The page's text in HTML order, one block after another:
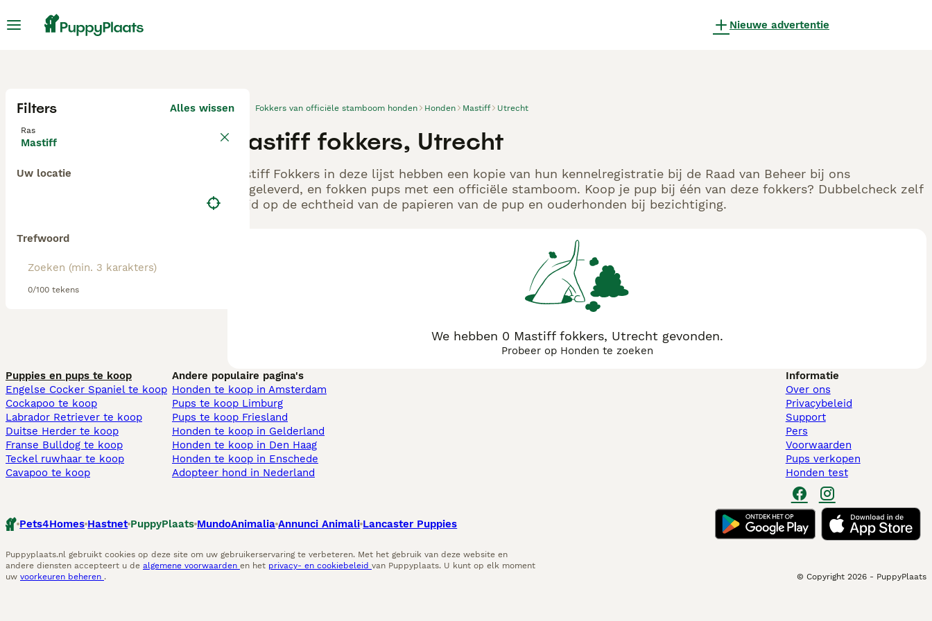
Nieuwe advertentie
Filters Alles wissen
Ras
Mastiff
Uw locatie
Trefwoord
0/100 tekens
Fokkers van officiële stamboom honden Honden Mastiff Utrecht
Mastiff fokkers, Utrecht
Mastiff Fokkers in deze lijst hebben een kopie van hun kennelregistratie bij de Raad van Beheer bij ons
aangeleverd, en fokken pups met een officiële stamboom. Koop je pup bij één van deze fokkers? Dubbelcheck zelf
altijd op de echtheid van de papieren van de pup en ouderhonden bij bezichtiging.
We hebben 0 Mastiff fokkers, Utrecht gevonden.
Probeer op Honden te zoeken
Puppies en pups te koop
Engelse Cocker Spaniel te koop
Cockapoo te koop
Labrador Retriever te koop
Duitse Herder te koop
Franse Bulldog te koop
Teckel ruwhaar te koop
Cavapoo te koop
Andere populaire pagina's
Honden te koop in Amsterdam
Pups te koop Limburg​
Pups te koop Friesland​
Honden te koop in Gelderland
Honden te koop in Den Haag
Honden te koop in Enschede
Adopteer hond in Nederland
Informatie
Over ons
Privacybeleid
Support
Pers
Voorwaarden
Pups verkopen
Honden test
Pets4Homes Hastnet PuppyPlaats MundoAnimalia Annunci Animali Lancaster Puppies
Puppyplaats.nl gebruikt cookies op deze site om uw gebruikerservaring te verbeteren. Met het gebruik van deze website en
andere diensten accepteert u de algemene voorwaarden en het privacy- en cookiebeleid van Puppyplaats. U kunt op elk moment
uw voorkeuren beheren . © Copyright 2026 - PuppyPlaats